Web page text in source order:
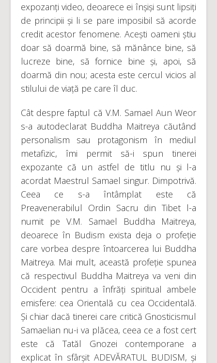
expozanți video, deoarece ei înșiși sunt lipsiți
de principii și li se pare imposibil să acorde
credit acestor fenomene. Acești oameni știu
doar să doarmă bine, să mănânce bine, să
lucreze bine, să fornice bine și, apoi, să
doarmă din nou; acesta este cercul vicios al
stilului de viață pe care îl duc.
Cât despre faptul că V.M. Samael Aun Weor
s-a autodeclarat Buddha Maitreya căutând
personalism sau protagonism în mediul
metafizic, îmi permit să-i spun tinerei
expozante că un astfel de titlu nu și l-a
acordat Maestrul Samael singur. Dimpotrivă.
Ceea ce s-a întâmplat este că
Preavenerabilul Ordin Sacru din Tibet l-a
numit pe V.M. Samael Buddha Maitreya,
deoarece în Budism exista deja o profeție
care vorbea despre întoarcerea lui Buddha
Maitreya. Mai mult, această profeție spunea
că respectivul Buddha Maitreya va veni din
Occident pentru a înfrăți spiritual ambele
emisfere: cea Orientală cu cea Occidentală.
Și chiar dacă tinerei care critică Gnosticismul
Samaelian nu-i va plăcea, ceea ce a fost cert
este că Tatăl Gnozei contemporane a
explicat în sfârșit ADEVĂRATUL BUDISM, și